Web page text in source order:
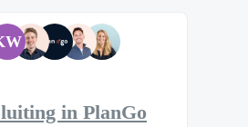
in PlanGo